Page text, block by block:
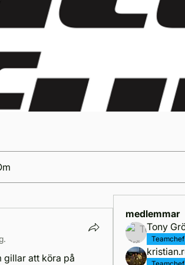
gillar att köra på
medlemmar
Tony
Teamchef